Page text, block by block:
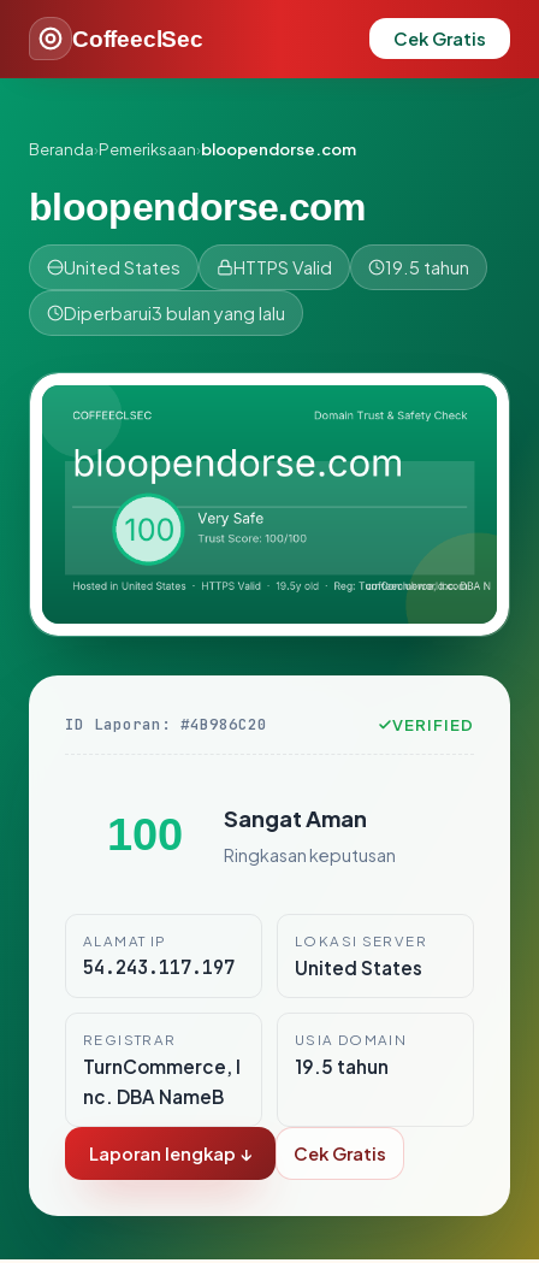
CoffeeclSec Cek Gratis
Beranda›Pemeriksaan›bloopendorse.com
bloopendorse.com
United States HTTPS Valid 19.5 tahun
Diperbarui3 bulan yang lalu
ID Laporan: #4B986C20 VERIFIED
100 Sangat Aman
Ringkasan keputusan
ALAMAT IP
54.243.117.197
LOKASI SERVER
United States
REGISTRAR
TurnCommerce, I
nc. DBA NameB
USIA DOMAIN
19.5 tahun
Laporan lengkap ↓ Cek Gratis